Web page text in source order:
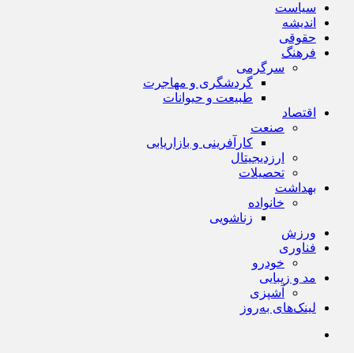
سیاست
اندیشه
حقوقی
فرهنگ
سرگرمی
گردشگری و مهاجرت
طبیعت و حیوانات
اقتصاد
صنعت
کارآفرینی و بازاریابی
ارزدیجیتال
تحصیلات
بهداشت
خانواده
زناشویی
ورزش
فناوری
خودرو
مد و زیبایی
آشپزی
لینک‌های به‌روز